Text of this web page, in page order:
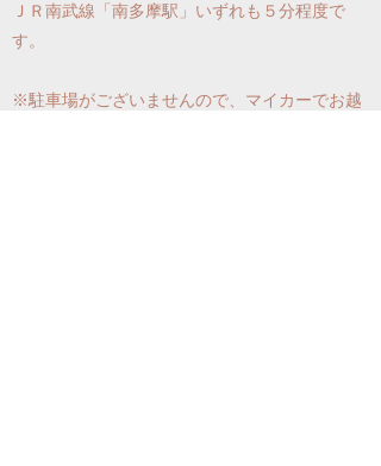
ＪＲ南武線「南多摩駅」いずれも５分程度で
す。
※駐車場がございませんので、マイカーでお越